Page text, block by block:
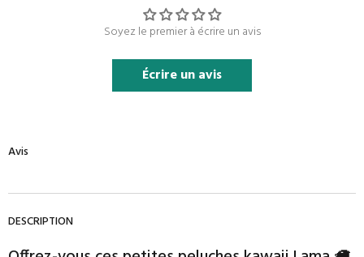
Soyez le premier à écrire un avis
Écrire un avis
Avis
DESCRIPTION